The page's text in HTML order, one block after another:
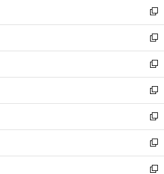
く
で
開
く
ド
ウ
で
開
く
ィ
ン
ド
ウ
で
開
く
い
ウ
ィ
ン
ド
ウ
で
開
く
新
し
い
ウ
ィ
ン
ド
ウ
で
開
く
新
し
い
ウ
ィ
ン
ド
ウ
で
開
く
新
し
い
ウ
ィ
ン
ド
ウ
で
新
し
い
ウ
ィ
ン
ド
新
し
い
ウ
ィ
新
し
い
新